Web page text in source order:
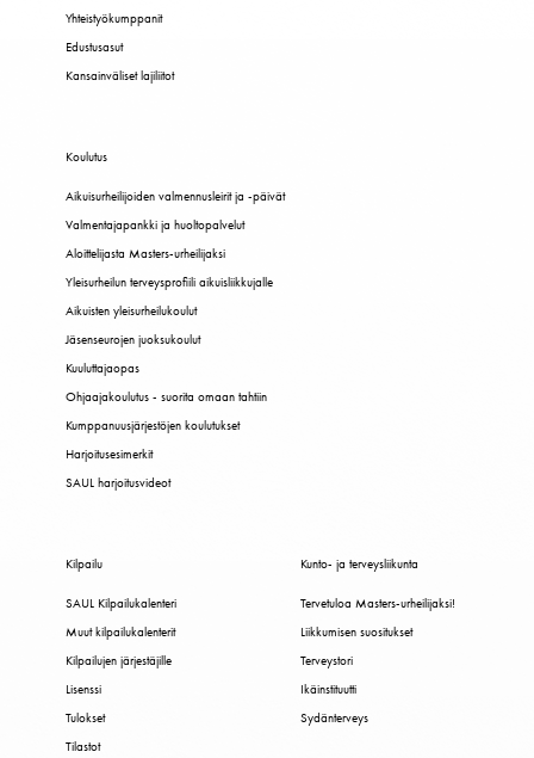
Yhteistyökumppanit
Edustusasut
Kansainväliset lajiliitot
Koulutus
Aikuisurheilijoiden valmennusleirit ja -päivät
Valmentajapankki ja huoltopalvelut
Aloittelijasta Masters-urheilijaksi
Yleisurheilun terveysprofiili aikuisliikkujalle
Aikuisten yleisurheilukoulut
Jäsenseurojen juoksukoulut
Kuuluttajaopas
Ohjaajakoulutus - suorita omaan tahtiin
Kumppanuusjärjestöjen koulutukset
Harjoitusesimerkit
SAUL harjoitusvideot
Kilpailu
SAUL Kilpailukalenteri
Muut kilpailukalenterit
Kilpailujen järjestäjille
Lisenssi
Tulokset
Tilastot
Kunto- ja terveysliikunta
Tervetuloa Masters-urheilijaksi!
Liikkumisen suositukset
Terveystori
Ikäinstituutti
Sydänterveys